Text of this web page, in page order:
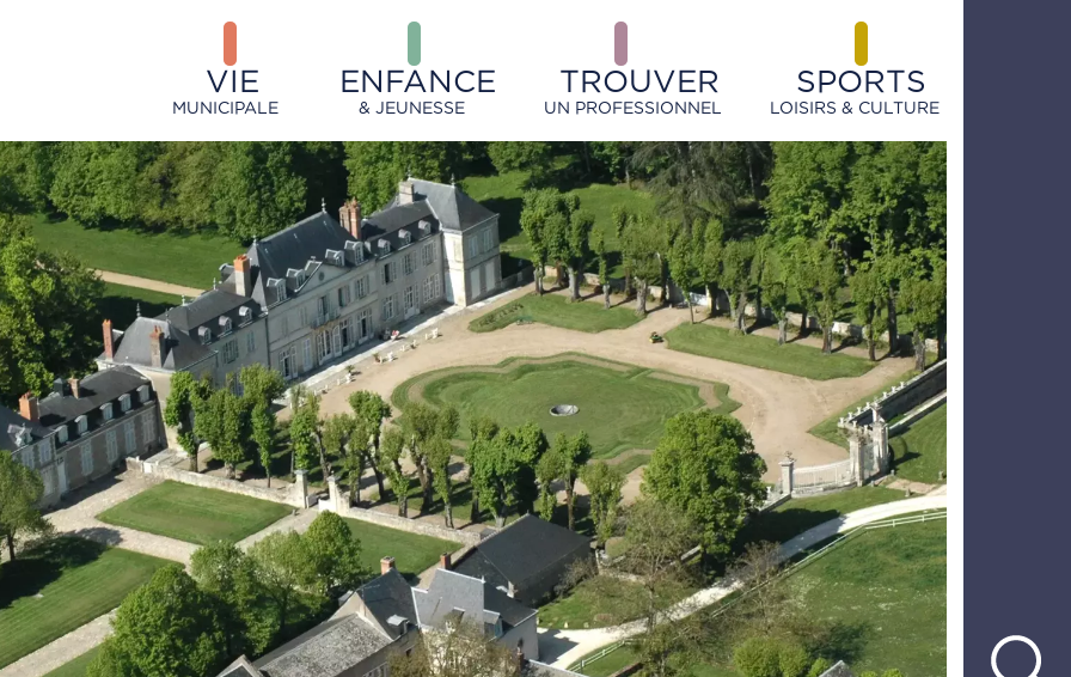
VIE
MUNICIPALE
ENFANCE
& JEUNESSE
TROUVER
UN PROFESSIONNEL
SPORTS
LOISIRS & CULTURE